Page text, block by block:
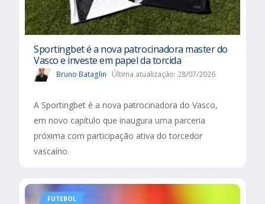
Sportingbet é a nova patrocinadora master do
Vasco e investe em papel da torcida
Bruno Bataglin Última atualização: 28/07/2026
A Sportingbet é a nova patrocinadora do Vasco,
em novo capítulo que inaugura uma parceria
próxima com participação ativa do torcedor
vascaíno.
FUTEBOL